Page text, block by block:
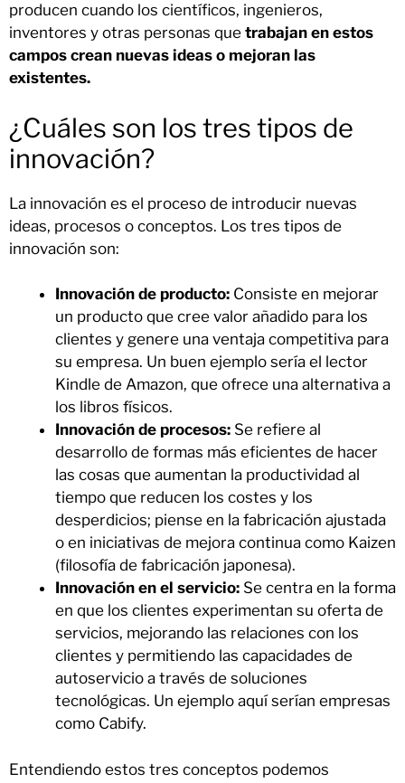
producen cuando los científicos, ingenieros,
inventores y otras personas que trabajan en estos
campos crean nuevas ideas o mejoran las
existentes.
¿Cuáles son los tres tipos de
innovación?
La innovación es el proceso de introducir nuevas
ideas, procesos o conceptos. Los tres tipos de
innovación son:
Innovación de producto: Consiste en mejorar
un producto que cree valor añadido para los
clientes y genere una ventaja competitiva para
su empresa. Un buen ejemplo sería el lector
Kindle de Amazon, que ofrece una alternativa a
los libros físicos.
Innovación de procesos: Se refiere al
desarrollo de formas más eficientes de hacer
las cosas que aumentan la productividad al
tiempo que reducen los costes y los
desperdicios; piense en la fabricación ajustada
o en iniciativas de mejora continua como Kaizen
(filosofía de fabricación japonesa).
Innovación en el servicio: Se centra en la forma
en que los clientes experimentan su oferta de
servicios, mejorando las relaciones con los
clientes y permitiendo las capacidades de
autoservicio a través de soluciones
tecnológicas. Un ejemplo aquí serían empresas
como Cabify.
Entendiendo estos tres conceptos podemos